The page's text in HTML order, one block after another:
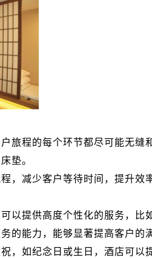
旅程的每个环节都尽可能无
垫。
，减少客户等待时间，提升效
以提供高度个性化的服务，比
的能力，能够显著提高客户的
，如纪念日或生日，酒店可以